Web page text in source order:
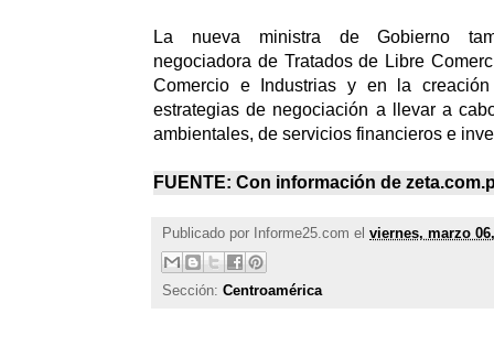
La nueva ministra de Gobierno
negociadora de Tratados de Libre
Comercio e Industrias y en la
estrategias de negociación a llevar a
ambientales, de servicios financieros e
FUENTE: Con información de
Publicado por Informe25.com el viernes, marzo
Sección: Centroamérica